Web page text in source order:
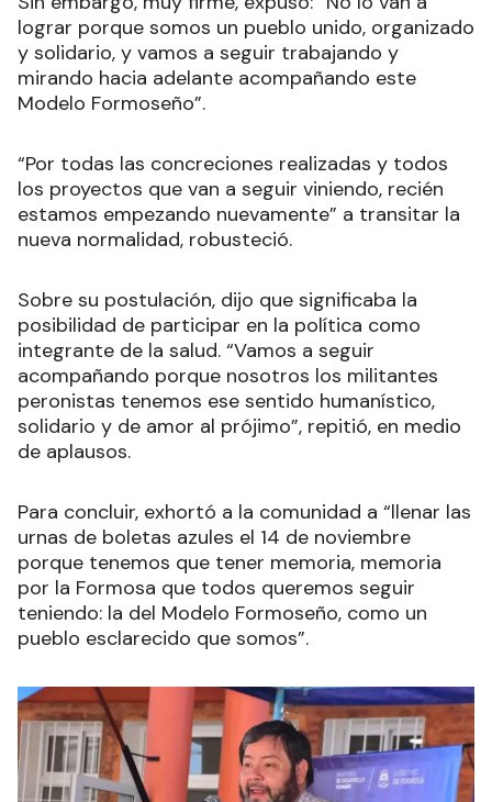
lograr porque somos un pueblo unido, organizado
y solidario, y vamos a seguir trabajando y
mirando hacia adelante acompañando este
Modelo Formoseño”.
“Por todas las concreciones realizadas y todos
los proyectos que van a seguir viniendo, recién
estamos empezando nuevamente” a transitar la
nueva normalidad, robusteció.
Sobre su postulación, dijo que significaba la
posibilidad de participar en la política como
integrante de la salud. “Vamos a seguir
acompañando porque nosotros los militantes
peronistas tenemos ese sentido humanístico,
solidario y de amor al prójimo”, repitió, en medio
de aplausos.
Para concluir, exhortó a la comunidad a “llenar las
urnas de boletas azules el 14 de noviembre
porque tenemos que tener memoria, memoria
por la Formosa que todos queremos seguir
teniendo: la del Modelo Formoseño, como un
pueblo esclarecido que somos”.